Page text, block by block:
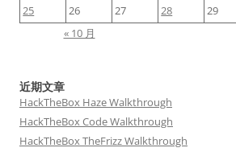
25
26 27 28 29
« 10 月
近期文章
HackTheBox Haze Walkthrough
HackTheBox Code Walkthrough
HackTheBox TheFrizz Walkthrough